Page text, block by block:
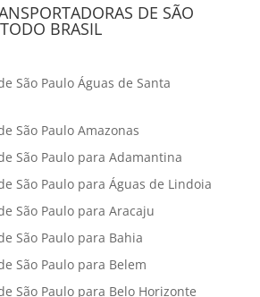
DE SÃO
BRASIL
São Paulo Águas de Santa
São Paulo Amazonas
São Paulo para Adamantina
São Paulo para Águas de Lindoia
São Paulo para Aracaju
São Paulo para Bahia
São Paulo para Belem
São Paulo para Belo Horizonte